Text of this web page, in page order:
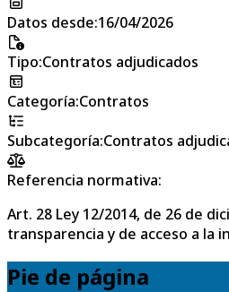
Datos desde:16/04/2026
Tipo:Contratos adjudicados
Categoría:Contratos
Subcategoría:Contratos
Referencia normativa:
Art. 28 Ley 12/2014, de 26 de
transparencia y de acceso a la
Pie de página